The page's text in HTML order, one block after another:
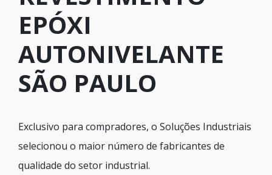
EPÓXI
AUTONIVELANTE
SÃO PAULO
Exclusivo para compradores, o Soluções Industriais
selecionou o maior número de fabricantes de
qualidade do setor industrial.